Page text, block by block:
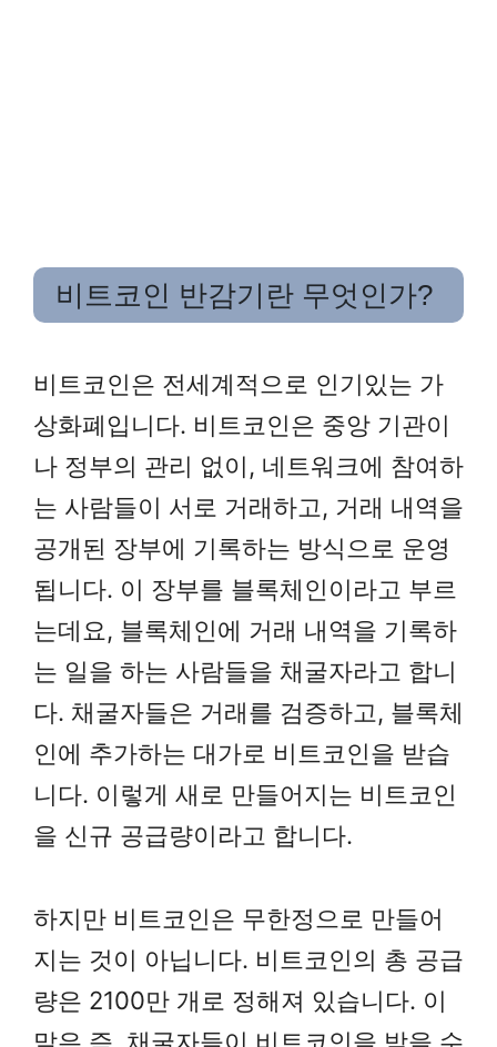
비트코인 반감기란 무엇인가?
비트코인은 전세계적으로 인기있는 가
상화폐입니다. 비트코인은 중앙 기관이
나 정부의 관리 없이, 네트워크에 참여하
는 사람들이 서로 거래하고, 거래 내역을
공개된 장부에 기록하는 방식으로 운영
됩니다. 이 장부를 블록체인이라고 부르
는데요, 블록체인에 거래 내역을 기록하
는 일을 하는 사람들을 채굴자라고 합니
다. 채굴자들은 거래를 검증하고, 블록체
인에 추가하는 대가로 비트코인을 받습
니다. 이렇게 새로 만들어지는 비트코인
을 신규 공급량이라고 합니다.
하지만 비트코인은 무한정으로 만들어
지는 것이 아닙니다. 비트코인의 총 공급
량은 2100만 개로 정해져 있습니다. 이